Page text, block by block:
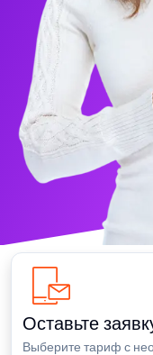
Оставьте
Выберите тариф с